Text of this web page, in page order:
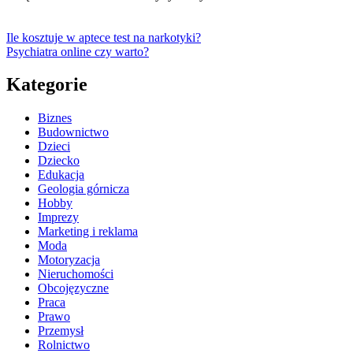
Ile kosztuje w aptece test na narkotyki?
Psychiatra online czy warto?
Kategorie
Biznes
Budownictwo
Dzieci
Dziecko
Edukacja
Geologia górnicza
Hobby
Imprezy
Marketing i reklama
Moda
Motoryzacja
Nieruchomości
Obcojęzyczne
Praca
Prawo
Przemysł
Rolnictwo